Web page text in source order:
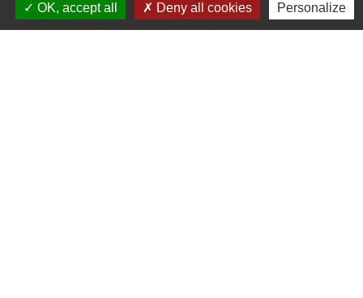
Liens
OK, accept all
Deny all cookies Personalize